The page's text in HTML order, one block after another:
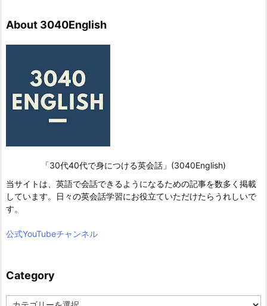
About 3040English
「30代40代で身につける英会話」(3040English)
当サイトは、英語で会話できるようになるための記事を数多く掲載
しています。日々の英会話学習にお役立ていただけたらうれしいで
す。
公式YouTubeチャンネル
Category